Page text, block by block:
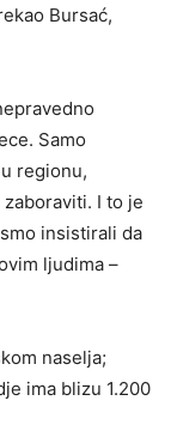
Bursać,
Samo
regionu,
zaboraviti. I to je
insistirali da
ljudima –
naselja;
ima blizu 1.200